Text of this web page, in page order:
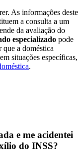
As informações deste
a consulta a um
da avaliação do
especializado pode
que a doméstica
situações específicas,
.
e me acidentei
do INSS?